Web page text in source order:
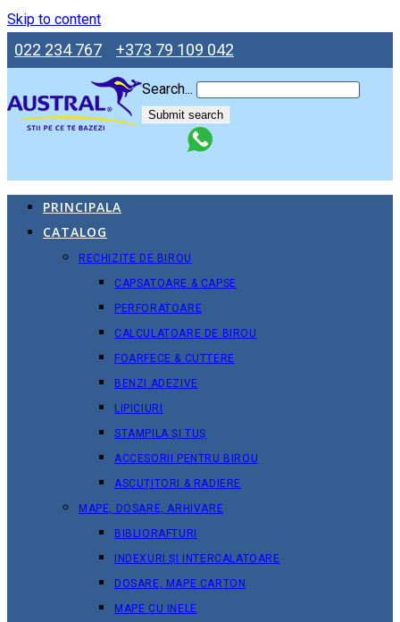
Skip to content
022 234 767 +373 79 109 042
Search...
Submit search
PRINCIPALA
CATALOG
RECHIZITE DE BIROU
CAPSATOARE & CAPSE
PERFORATOARE
CALCULATOARE DE BIROU
FOARFECE & CUTTERE
BENZI ADEZIVE
LIPICIURI
STAMPILA ȘI TUȘ
ACCESORII PENTRU BIROU
ASCUȚITORI & RADIERE
MAPE, DOSARE, ARHIVARE
BIBLIORAFTURI
INDEXURI ȘI INTERCALATOARE
DOSARE, MAPE CARTON
MAPE CU INELE